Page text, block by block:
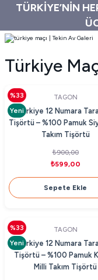
TÜRKİYE’NİN
Türkiye
%33
Yeni
TAGON
Türkiye 12 Numara
Tişörtü – %100 Pamuk
Takım Tişörtü
₺900,00
₺599,00
Sepete Ekle
%33
Yeni
TAGON
Türkiye 12 Numara
Tişörtü – %100 Pamuk
Milli Takım Tişörtü